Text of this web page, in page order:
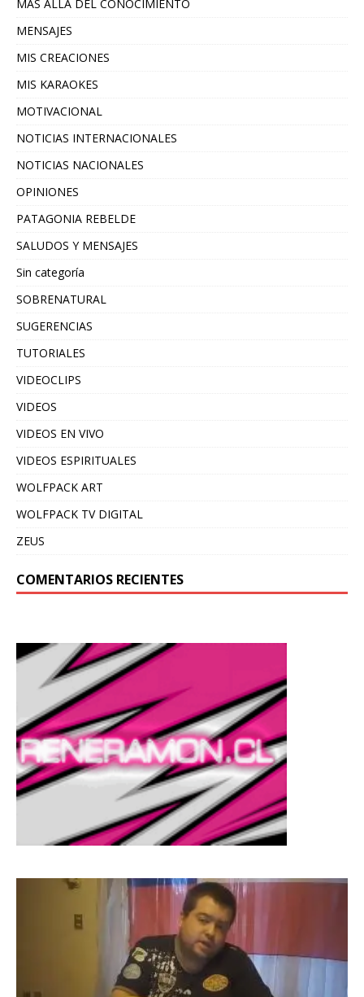
MAS ALLA DEL CONOCIMIENTO
MENSAJES
MIS CREACIONES
MIS KARAOKES
MOTIVACIONAL
NOTICIAS INTERNACIONALES
NOTICIAS NACIONALES
OPINIONES
PATAGONIA REBELDE
SALUDOS Y MENSAJES
Sin categoría
SOBRENATURAL
SUGERENCIAS
TUTORIALES
VIDEOCLIPS
VIDEOS
VIDEOS EN VIVO
VIDEOS ESPIRITUALES
WOLFPACK ART
WOLFPACK TV DIGITAL
ZEUS
COMENTARIOS RECIENTES